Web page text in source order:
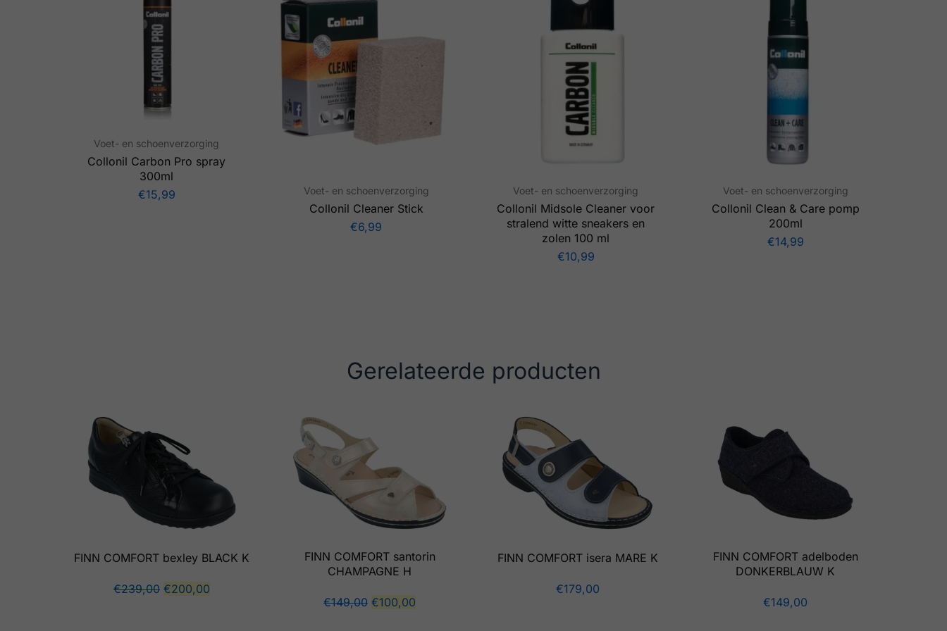
Voet- en schoenverzorging
Collonil Carbon Pro spray
300ml
€15,99 Voet- en schoenverzorging
Collonil Cleaner Stick
€6,99
Voet- en schoenverzorging
Collonil Midsole Cleaner voor
stralend witte sneakers en
zolen 100 ml
€10,99
Voet- en schoenverzorging
Collonil Clean & Care pomp
200ml
€14,99
Gerelateerde producten
FINN COMFORT bexley BLACK K
€239,00 €200,00
FINN COMFORT santorin
CHAMPAGNE H
€149,00 €100,00
FINN COMFORT isera MARE K
€179,00
FINN COMFORT adelboden
DONKERBLAUW K
€149,00